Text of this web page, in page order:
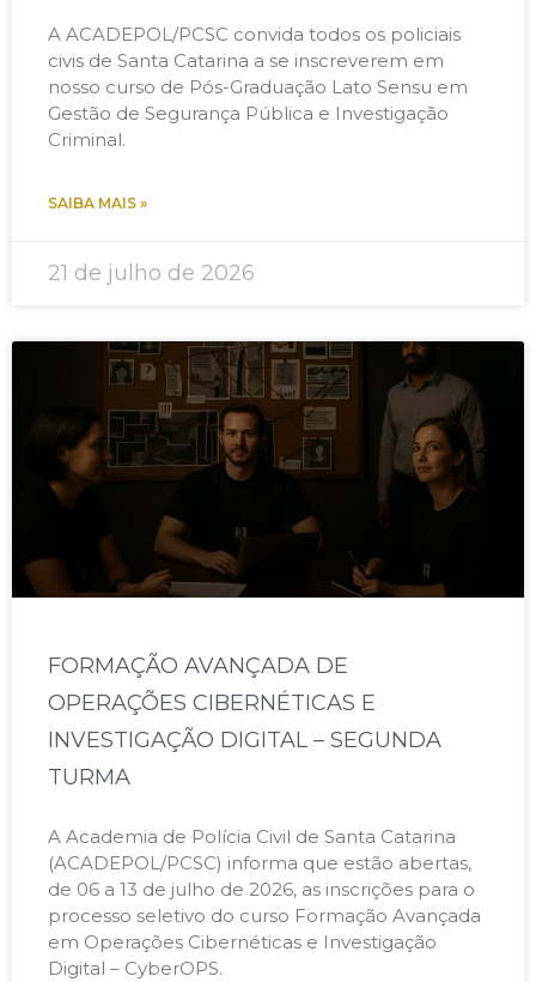
A ACADEPOL/PCSC convida todos os policiais
civis de Santa Catarina a se inscreverem em
nosso curso de Pós-Graduação Lato Sensu em
Gestão de Segurança Pública e Investigação
Criminal.
SAIBA MAIS »
21 de julho de 2026
FORMAÇÃO AVANÇADA DE
OPERAÇÕES CIBERNÉTICAS E
INVESTIGAÇÃO DIGITAL – SEGUNDA
TURMA​
A Academia de Polícia Civil de Santa Catarina
(ACADEPOL/PCSC) informa que estão abertas,
de 06 a 13 de julho de 2026, as inscrições para o
processo seletivo do curso Formação Avançada
em Operações Cibernéticas e Investigação
Digital – CyberOPS.